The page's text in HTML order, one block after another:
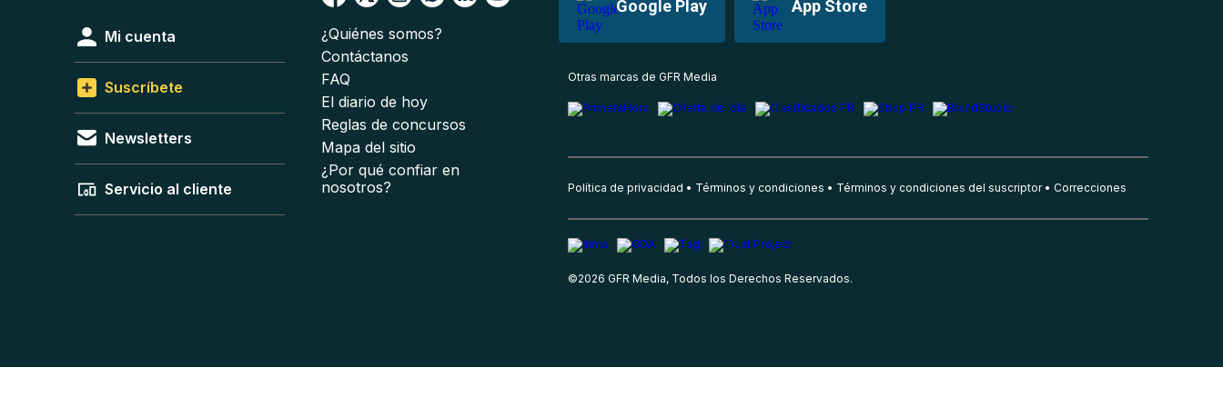
Google Play App Store
Mi cuenta
Suscríbete
Newsletters
Servicio al cliente
¿Quiénes somos?
Contáctanos
FAQ
El diario de hoy
Reglas de concursos
Mapa del sitio
¿Por qué confiar en
nosotros?
Otras marcas de GFR Media
Política de privacidad Términos y condiciones Términos y condiciones del suscriptor Correcciones
©2026 GFR Media, Todos los Derechos Reservados.